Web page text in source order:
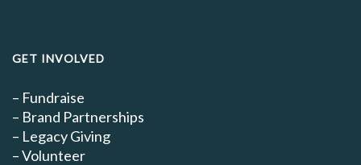
GET INVOLVED
– Fundraise
– Brand Partnerships
– Legacy Giving
–Volunteer